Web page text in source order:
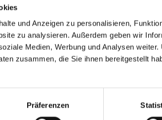
und Anzeigen zu personalisieren,
zu analysieren. Außerdem geben wir
Medien, Werbung und Analysen
zusammen, die Sie ihnen bereitgestellt
Präferenzen